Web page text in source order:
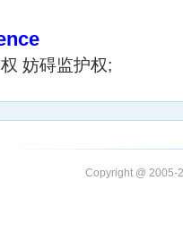
妨碍监护权;
Copyright @